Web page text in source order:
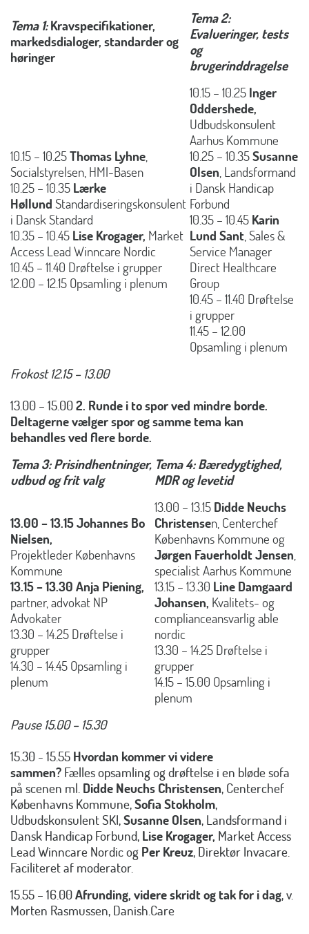
Tema 1: Kravspecifikationer,
markedsdialoger, standarder og
høringer
Tema 2:
Evalueringer, tests
og
brugerinddragelse
10.15 – 10.25Thomas Lyhne,
Socialstyrelsen, HMI-Basen
10.25 – 10.35 Lærke
Høllund Standardiseringskonsulent
i Dansk Standard
10.35 – 10.45 Lise Krogager, Market
Access Lead Winncare Nordic
10.45 – 11.40 Drøftelse i grupper
12.00 – 12.15 Opsamling i plenum
10.15 – 10.25 Inger
Oddershede,
Udbudskonsulent
Aarhus Kommune
10.25 – 10.35Susanne
Olsen, Landsformand
i Dansk Handicap
Forbund
10.35 – 10.45 Karin
Lund Sant, Sales &
Service Manager
Direct Healthcare
Group
10.45 – 11.40 Drøftelse
i grupper
11.45 – 12.00
Opsamling i plenum
Frokost 12.15 – 13.00
13.00 – 15.002. Runde i to spor ved mindre borde.
Deltagerne vælger spor og samme tema kan
behandles ved flere borde.
Tema 3: Prisindhentninger,
udbud og frit valg
Tema 4: Bæredygtighed,
MDR og levetid
13.00 – 13.15 Johannes Bo
Nielsen,
Projektleder Københavns
Kommune
13.15 – 13.30 Anja Piening,
partner, advokat NP
Advokater
13.30 – 14.25 Drøftelse i
grupper
14.30 – 14.45 Opsamling i
plenum
13.00 – 13.15 Didde Neuchs
Christensen, Centerchef
Københavns Kommune og
Jørgen Fauerholdt Jensen,
specialist Aarhus Kommune
13.15 – 13.30 Line Damgaard
Johansen, Kvalitets- og
complianceansvarlig able
nordic
13.30 – 14.25 Drøftelse i
grupper
14.15 – 15.00 Opsamling i
plenum
Pause 15.00 – 15.30
15.30 - 15.55 Hvordan kommer vi videre
sammen? Fælles opsamling og drøftelse i en bløde sofa
på scenen ml. Didde Neuchs Christensen, Centerchef
Københavns Kommune,Sofia Stokholm,
Udbudskonsulent SKI,Susanne Olsen, Landsformand i
Dansk Handicap Forbund, Lise Krogager, Market Access
Lead Winncare Nordic og Per Kreuz, Direktør Invacare.
Faciliteret af moderator.
15.55 – 16.00Afrunding, videre skridt og tak for i dag, v.
Morten Rasmussen, Danish.Care